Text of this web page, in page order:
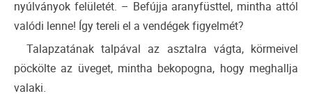
nyúlványok felületét. – Befújja aranyfüsttel, mintha attól
valódi lenne! Így tereli el a vendégek figyelmét?
Talapzatának talpával az asztalra vágta, körmeivel
pöckölte az üveget, mintha bekopogna, hogy meghallja
valaki.